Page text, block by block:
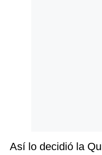
Así lo decidió la